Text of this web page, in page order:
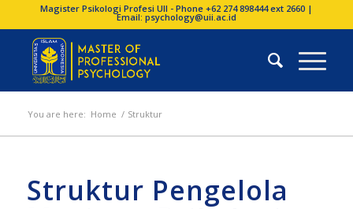
Magister Psikologi Profesi UII - Phone +62 274 898444 ext 2660 |
Email: psychology@uii.ac.id
You are here: Home / Struktur
Struktur Pengelola